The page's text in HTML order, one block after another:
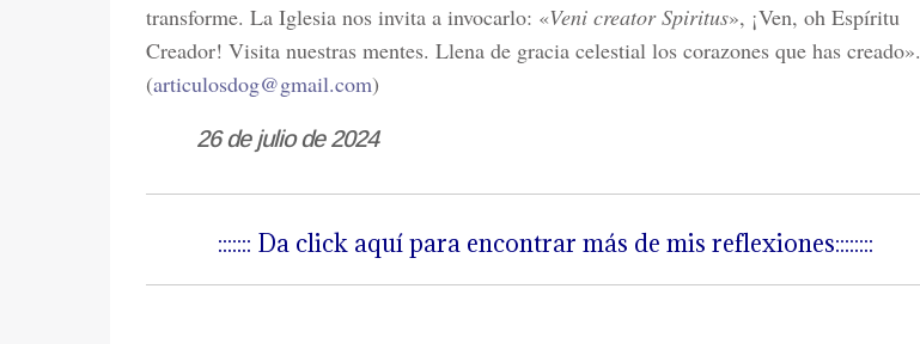
transforme. La Iglesia nos invita a invocarlo: «Veni creator Spiritus», ¡Ven, oh Espíritu
Creador! Visita nuestras mentes. Llena de gracia celestial los corazones que has creado».
(articulosdog@gmail.com)
26 de julio de 2024
::::::: Da click aquí para encontrar más de mis reflexiones::::::::